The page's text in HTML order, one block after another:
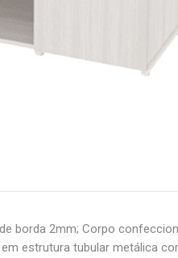
borda 2mm; Corpo
estrutura tubular metálica